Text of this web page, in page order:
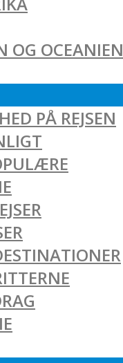
OG OCEANIEN
PÅ REJSEN